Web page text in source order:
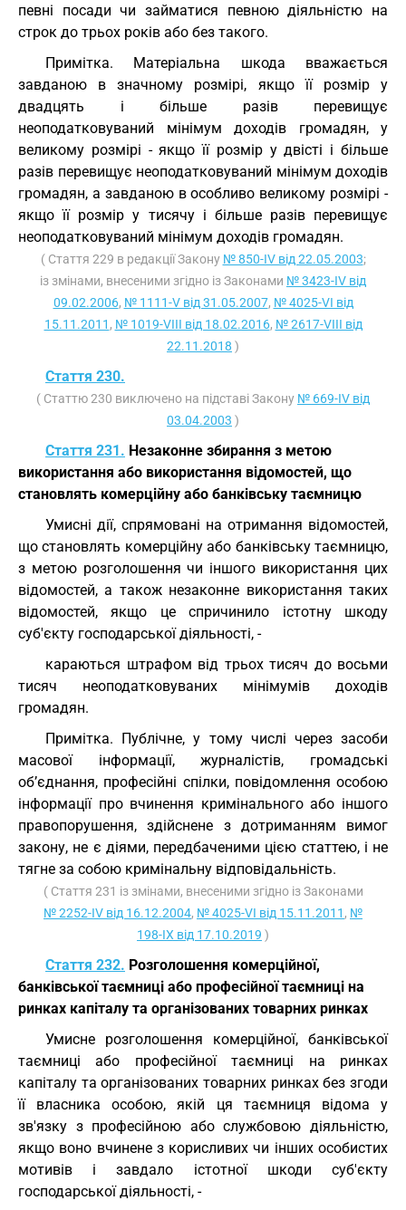
певні посади чи займатися певною діяльністю на
строк до трьох років або без такого.
Примітка. Матеріальна шкода вважається
завданою в значному розмірі, якщо її розмір у
двадцять і більше разів перевищує
неоподатковуваний мінімум доходів громадян, у
великому розмірі - якщо її розмір у двісті і більше
разів перевищує неоподатковуваний мінімум доходів
громадян, а завданою в особливо великому розмірі -
якщо її розмір у тисячу і більше разів перевищує
неоподатковуваний мінімум доходів громадян.
( Стаття 229 в редакції Закону № 850-IV від 22.05.2003;
із змінами, внесеними згідно із Законами № 3423-IV від
09.02.2006, № 1111-V від 31.05.2007, № 4025-VI від
15.11.2011 , № 1019-VIII від 18.02.2016, № 2617-VIII від
22.11.2018 )
Стаття 230.
( Статтю 230 виключено на підставі Закону № 669-IV від
03.04.2003 )
Стаття 231. Незаконне збирання з метою
використання або використання відомостей, що
становлять комерційну або банківську таємницю
Умисні дії, спрямовані на отримання відомостей,
що становлять комерційну або банківську таємницю,
з метою розголошення чи іншого використання цих
відомостей, а також незаконне використання таких
відомостей, якщо це спричинило істотну шкоду
суб'єкту господарської діяльності, -
караються штрафом від трьох тисяч до восьми
тисяч неоподатковуваних мінімумів доходів
громадян.
Примітка. Публічне, у тому числі через засоби
масової інформації, журналістів, громадські
об’єднання, професійні спілки, повідомлення особою
інформації про вчинення кримінального або іншого
правопорушення, здійснене з дотриманням вимог
закону, не є діями, передбаченими цією статтею, і не
тягне за собою кримінальну відповідальність.
( Стаття 231 із змінами, внесеними згідно із Законами
№ 2252-IV від 16.12.2004, № 4025-VI від 15.11.2011 , №
198-IX від 17.10.2019 )
Стаття 232. Розголошення комерційної,
банківської таємниці або професійної таємниці на
ринках капіталу та організованих товарних ринках
Умисне розголошення комерційної, банківської
таємниці або професійної таємниці на ринках
капіталу та організованих товарних ринках без згоди
її власника особою, якій ця таємниця відома у
зв'язку з професійною або службовою діяльністю,
якщо воно вчинене з корисливих чи інших особистих
мотивів і завдало істотної шкоди суб'єкту
господарської діяльності, -